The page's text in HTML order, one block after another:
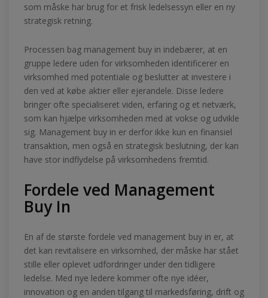
som måske har brug for et frisk ledelsessyn eller en ny
strategisk retning.
Processen bag management buy in indebærer, at en
gruppe ledere uden for virksomheden identificerer en
virksomhed med potentiale og beslutter at investere i
den ved at købe aktier eller ejerandele. Disse ledere
bringer ofte specialiseret viden, erfaring og et netværk,
som kan hjælpe virksomheden med at vokse og udvikle
sig. Management buy in er derfor ikke kun en finansiel
transaktion, men også en strategisk beslutning, der kan
have stor indflydelse på virksomhedens fremtid.
Fordele ved Management
Buy In
En af de største fordele ved management buy in er, at
det kan revitalisere en virksomhed, der måske har stået
stille eller oplevet udfordringer under den tidligere
ledelse. Med nye ledere kommer ofte nye idéer,
innovation og en anden tilgang til markedsføring, drift og